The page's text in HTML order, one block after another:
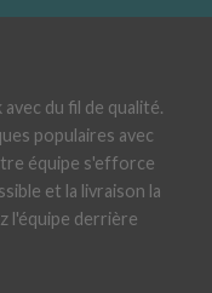
du fil de qualité.
populaires avec
équipe s'efforce
et la livraison la
l'équipe derrière